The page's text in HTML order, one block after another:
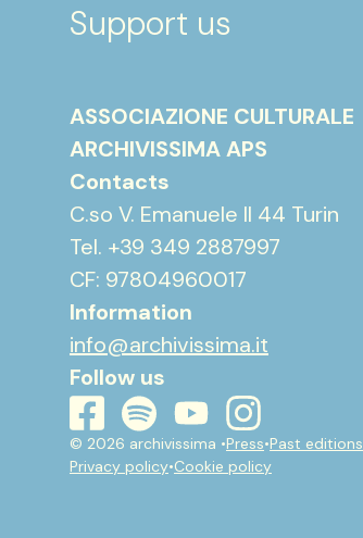
Support us
ASSOCIAZIONE CULTURALE
ARCHIVISSIMA APS
Contacts
C.so V. Emanuele II 44 Turin
Tel. +39 349 2887997
CF: 97804960017
Information
info@archivissima.it
Follow us
facebook
spotifyyoutubeinstagram
© 2026 archivissima •Press•Past editions
Privacy policy•Cookie policy